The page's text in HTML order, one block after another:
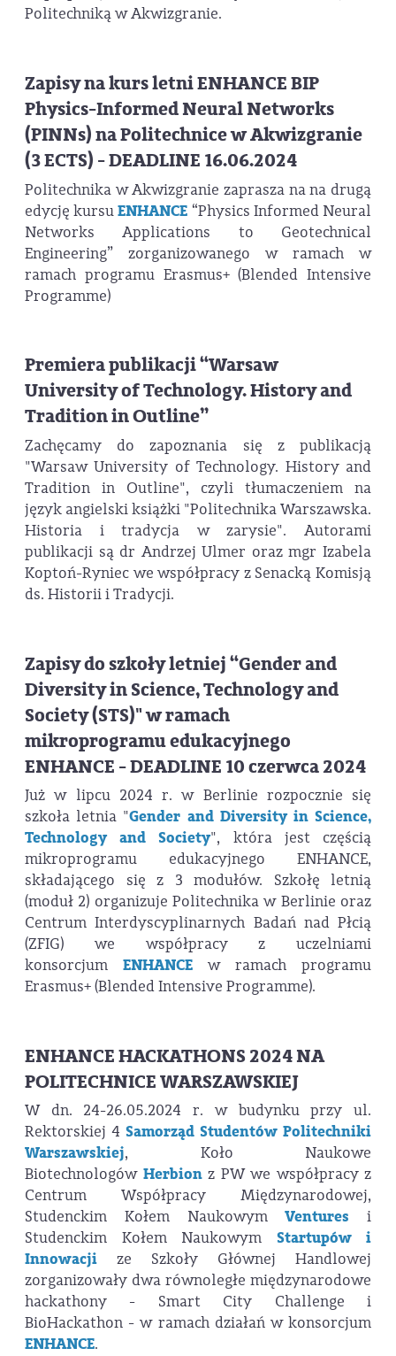
Politechniką w Akwizgranie.
Zapisy na kurs letni ENHANCE BIP
Physics-Informed Neural Networks
(PINNs) na Politechnice w Akwizgranie
(3 ECTS) - DEADLINE 16.06.2024
Politechnika w Akwizgranie zaprasza na na drugą
edycję kursuENHANCE “Physics Informed Neural
Networks Applications to Geotechnical
Engineering” zorganizowanego w ramach w
ramach programu Erasmus+ (Blended Intensive
Programme)
Premiera publikacji “Warsaw
University of Technology. History and
Tradition in Outline”
Zachęcamy do zapoznania się z publikacją
"Warsaw University of Technology. History and
Tradition in Outline", czyli tłumaczeniem na
język angielski książki "Politechnika Warszawska.
Historia i tradycja w zarysie". Autorami
publikacji są dr Andrzej Ulmer oraz mgr Izabela
Koptoń-Ryniec we współpracy z Senacką Komisją
ds. Historii i Tradycji.
Zapisy do szkoły letniej “Gender and
Diversity in Science, Technology and
Society (STS)" w ramach
mikroprogramu edukacyjnego
ENHANCE - DEADLINE 10 czerwca 2024
Już w lipcu 2024 r. w Berlinie rozpocznie się
szkoła letnia "Gender and Diversity in Science,
Technology and Society", która jest częścią
mikroprogramu edukacyjnego ENHANCE,
składającego się z 3 modułów. Szkołę letnią
(moduł 2) organizuje Politechnika w Berlinie oraz
Centrum Interdyscyplinarnych Badań nad Płcią
(ZFIG) we współpracy z uczelniami
konsorcjum ENHANCE w ramach programu
Erasmus+ (Blended Intensive Programme).
ENHANCE HACKATHONS 2024 NA
POLITECHNICE WARSZAWSKIEJ
W dn. 24-26.05.2024 r. w budynku przy ul.
Rektorskiej 4 Samorząd Studentów Politechniki
Warszawskiej, Koło Naukowe
Biotechnologów Herbionz PW we współpracy z
Centrum Współpracy Międzynarodowej,
Studenckim Kołem Naukowym
Ventures i
Studenckim Kołem Naukowym
Startupów i
Innowacji ze Szkoły Głównej Handlowej
zorganizowały dwa równoległe międzynarodowe
hackathony - Smart City Challenge i
BioHackathon - w ramach działań w konsorcjum
ENHANCE.